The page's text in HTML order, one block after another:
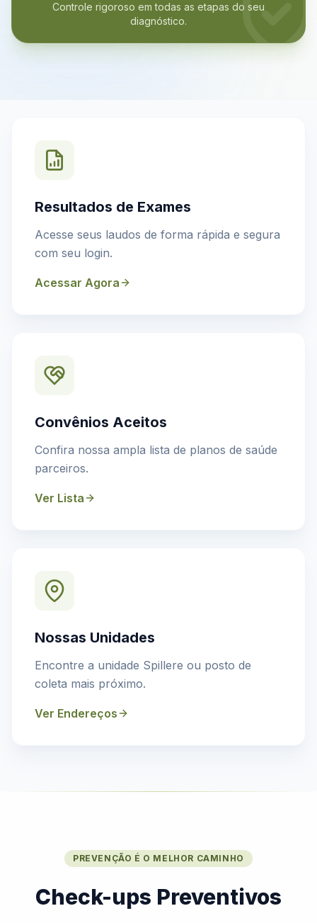
Controle rigoroso em todas as etapas do seu
diagnóstico.
Resultados de Exames
Acesse seus laudos de forma rápida e segura
com seu login.
Acessar Agora
Convênios Aceitos
Confira nossa ampla lista de planos de saúde
parceiros.
Ver Lista
Nossas Unidades
Encontre a unidade Spillere ou posto de
coleta mais próximo.
Ver Endereços
PREVENÇÃO É O MELHOR CAMINHO
Check-ups Preventivos